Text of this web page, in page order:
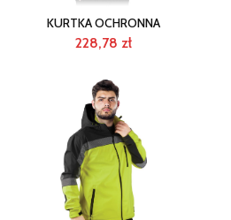
KURTKA OCHRONNA
228,78 zł